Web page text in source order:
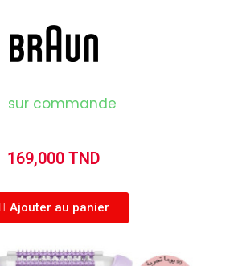
sur commande
169,000 TND
Ajouter au panier